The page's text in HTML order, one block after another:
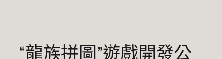
“龍族拼圖”遊戲開發公